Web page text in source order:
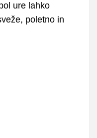
ure lahko
poletno in